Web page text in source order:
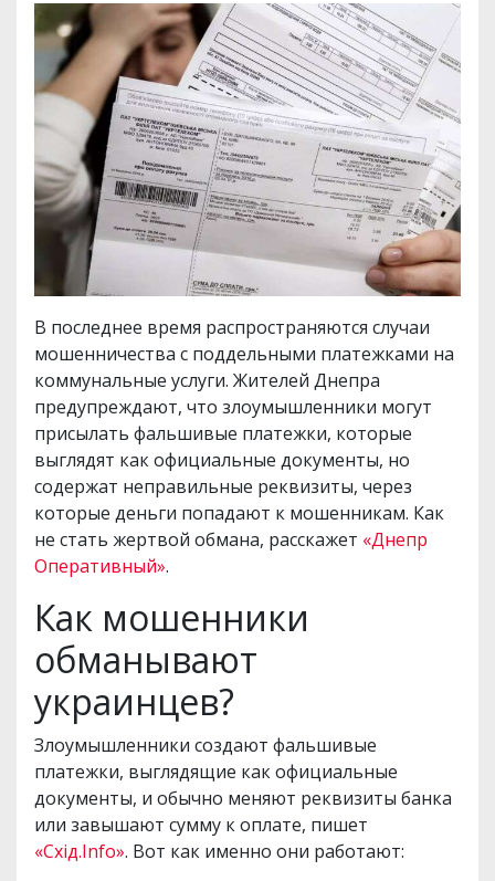
В последнее время распространяются случаи
мошенничества с поддельными платежками на
коммунальные услуги. Жителей Днепра
предупреждают, что злоумышленники могут
присылать фальшивые платежки, которые
выглядят как официальные документы, но
содержат неправильные реквизиты, через
которые деньги попадают к мошенникам. Как
не стать жертвой обмана, расскажет «Днепр
Оперативный».
Как мошенники
обманывают
украинцев?
Злоумышленники создают фальшивые
платежки, выглядящие как официальные
документы, и обычно меняют реквизиты банка
или завышают сумму к оплате, пишет
«Схід.Info». Вот как именно они работают: